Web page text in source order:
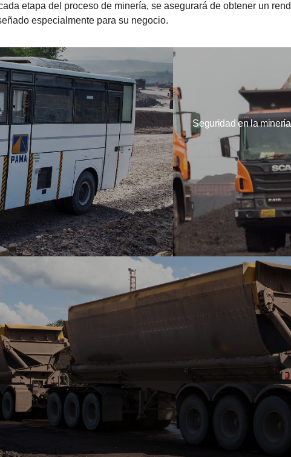
etapa del proceso de minería, se asegurará de obtener un
especialmente para su negocio.
Seguridad en la minería